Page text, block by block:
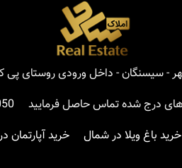
- سیسنگان - داخل ورودی روستای پی
های درج شده تماس حاصل فرمایید
خرید باغ ویلا در شمال خرید آپارتمان